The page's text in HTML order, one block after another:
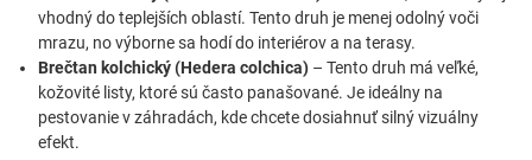
vhodný do teplejších oblastí. Tento druh je menej odolný voči
mrazu, no výborne sa hodí do interiérov a na terasy.
Brečtan kolchický (Hedera colchica) – Tento druh má veľké,
kožovité listy, ktoré sú často panašované. Je ideálny na
pestovanie v záhradách, kde chcete dosiahnuť silný vizuálny
efekt.